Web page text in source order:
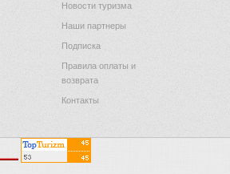
Новости туризма
Наши партнеры
Подписка
Правила оплаты и
возврата
Контакты